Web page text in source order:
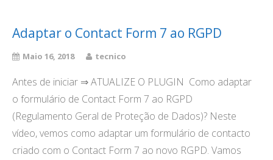
Adaptar o Contact Form 7 ao RGPD
Maio 16, 2018 tecnico
Antes de iniciar ⇒ ATUALIZE O PLUGIN Como adaptar
o formulário de Contact Form 7 ao RGPD
(Regulamento Geral de Proteção de Dados)? Neste
vídeo, vemos como adaptar um formulário de contacto
criado com o Contact Form 7 ao novo RGPD. Vamos